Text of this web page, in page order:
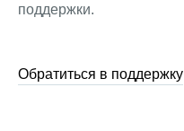
поддержки.
Обратиться в поддержку